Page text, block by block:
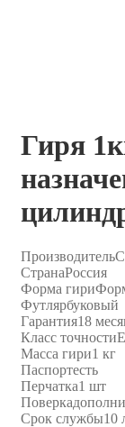
Гиря
Производитель
СтранаРоссия
Форма гири
Футлярбуковый
Гарантия18
Класс точности
Масса гири1 кг
Паспортесть
Перчатка1 шт
Поверка
Срок службы10